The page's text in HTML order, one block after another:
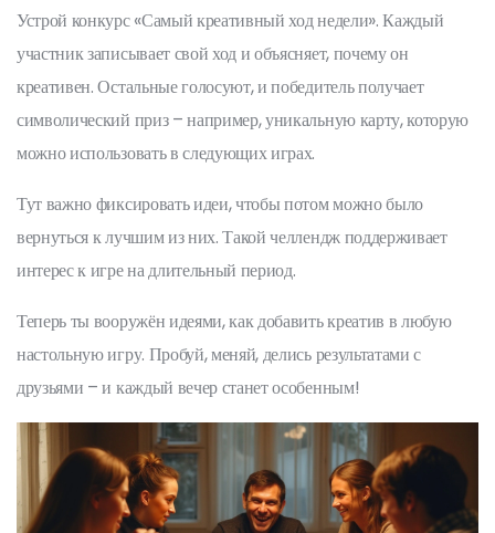
Устрой конкурс «Самый креативный ход недели». Каждый
участник записывает свой ход и объясняет, почему он
креативен. Остальные голосуют, и победитель получает
символический приз – например, уникальную карту, которую
можно использовать в следующих играх.
Тут важно фиксировать идеи, чтобы потом можно было
вернуться к лучшим из них. Такой челлендж поддерживает
интерес к игре на длительный период.
Теперь ты вооружён идеями, как добавить креатив в любую
настольную игру. Пробуй, меняй, делись результатами с
друзьями – и каждый вечер станет особенным!